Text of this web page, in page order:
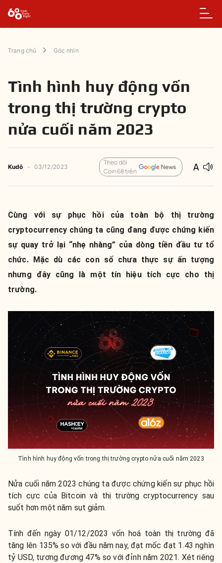
Trang chủ Góc nhìn
Tình hình huy động vốn
trong thị trường crypto
nửa cuối năm 2023
Kudō - 03/12/2023
Theo dõi
Coin68 trên
Cùng với sự phục hồi của toàn bộ thị trường
cryptocurrency chúng ta cũng đang được chứng kiến
sự quay trở lại “nhẹ nhàng” của dòng tiền đầu tư tổ
chức. Mặc dù các con số chưa thực sự ấn tượng
nhưng đây cũng là một tín hiệu tích cực cho thị
trường.
Tình hình huy động vốn trong thị trường crypto nửa cuối năm 2023
Nửa cuối năm 2023 chúng ta được chứng kiến sự phục hồi
tích cực của Bitcoin và thị trường cryptocurrency sau
suốt hơn một năm sụt giảm.
Tính đến ngày 01/12/2023 vốn hoá toàn thị trường đã
tăng lên 135% so với đầu năm nay, đạt mốc đạt 1.43 nghìn
tỷ USD, tương đương 47% so với đỉnh năm 2021. Xét riêng